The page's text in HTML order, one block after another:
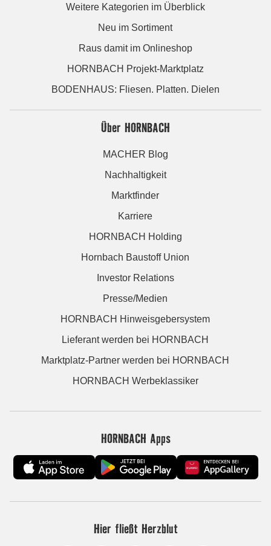
Weitere Kategorien im Überblick
Neu im Sortiment
Raus damit im Onlineshop
HORNBACH Projekt-Marktplatz
BODENHAUS: Fliesen. Platten. Dielen
Über HORNBACH
MACHER Blog
Nachhaltigkeit
Marktfinder
Karriere
HORNBACH Holding
Hornbach Baustoff Union
Investor Relations
Presse/Medien
HORNBACH Hinweisgebersystem
Lieferant werden bei HORNBACH
Marktplatz-Partner werden bei HORNBACH
HORNBACH Werbeklassiker
HORNBACH Apps
Hier fließt Herzblut